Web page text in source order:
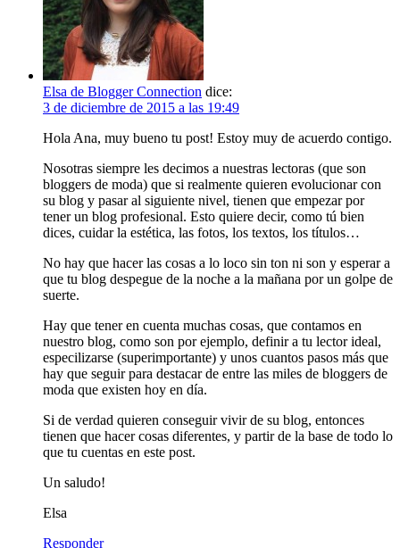
Elsa de Blogger Connection dice:
3 de diciembre de 2015 a las 19:49
Hola Ana, muy bueno tu post! Estoy muy de acuerdo contigo.
Nosotras siempre les decimos a nuestras lectoras (que son
bloggers de moda) que si realmente quieren evolucionar con
su blog y pasar al siguiente nivel, tienen que empezar por
tener un blog profesional. Esto quiere decir, como tú bien
dices, cuidar la estética, las fotos, los textos, los títulos…
No hay que hacer las cosas a lo loco sin ton ni son y esperar a
que tu blog despegue de la noche a la mañana por un golpe de
suerte.
Hay que tener en cuenta muchas cosas, que contamos en
nuestro blog, como son por ejemplo, definir a tu lector ideal,
especilizarse (superimportante) y unos cuantos pasos más que
hay que seguir para destacar de entre las miles de bloggers de
moda que existen hoy en día.
Si de verdad quieren conseguir vivir de su blog, entonces
tienen que hacer cosas diferentes, y partir de la base de todo lo
que tu cuentas en este post.
Un saludo!
Elsa
Responder